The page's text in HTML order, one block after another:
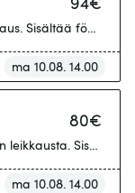
Sisältää
ma 10.08. 14.00
80€
leikkausta. Sisältää
ma 10.08. 14.00